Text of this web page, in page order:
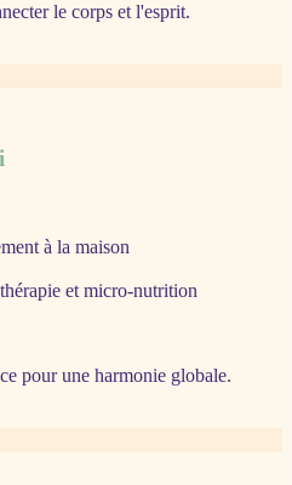
le corps et l'esprit.
à la maison
et micro-nutrition
pour une harmonie globale.